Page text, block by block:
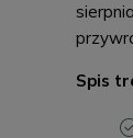
Spis